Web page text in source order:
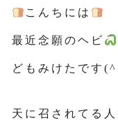
こんちには
最近念願のヘビ
どもみけたです
天に召されてる人